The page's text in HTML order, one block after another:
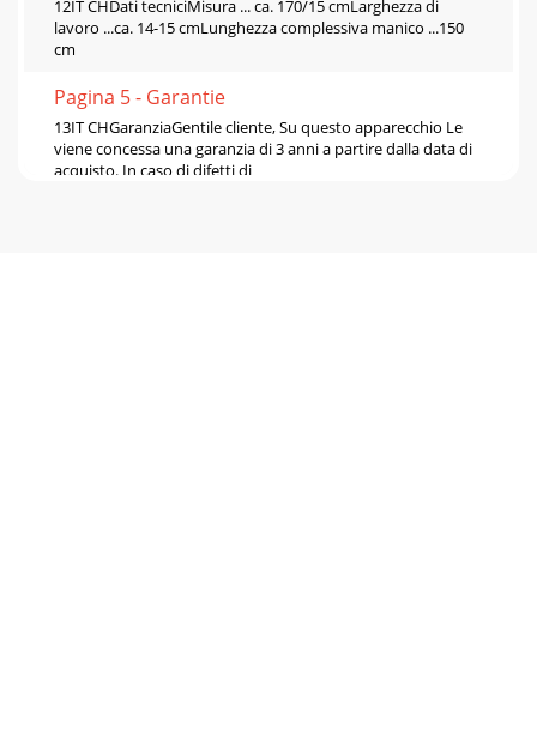
12IT CHDati tecniciMisura ... ca. 170/15 cmLarghezza di
lavoro ...ca. 14-15 cmLunghezza complessiva manico ...150
cm
Pagina 5 - Garantie
13IT CHGaranziaGentile cliente, Su questo apparecchio Le
viene concessa una garanzia di 3 anni a partire dalla data di
acquisto. In caso di difetti di